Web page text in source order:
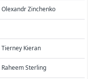
Olexandr Zinchenko
Tierney Kieran
Raheem Sterling